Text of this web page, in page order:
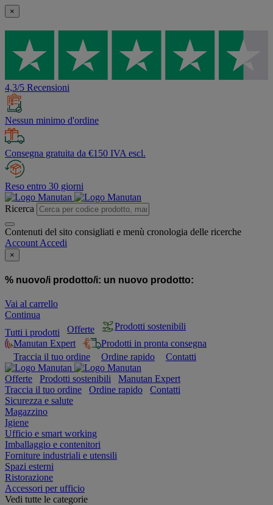
×
4,3/5 Recensioni
Nessun minimo d'ordine
Consegna gratuita da €150 IVA escl.
Reso entro 30 giorni
Ricerca
Contenuti del sito consigliati e menù cronologia delle ricerche
Account Accedi
×
% nuovo/i prodotto/i: un nuovo prodotto:
Vai al carrello
Continua
Tutti i prodotti
Offerte
Prodotti sostenibili
Manutan Expert
Prodotti in pronta consegna
Traccia il tuo ordine
Ordine rapido Contatti
Offerte Prodotti sostenibili
Manutan Expert
Traccia il tuo ordine
Ordine rapido
Contatti
Sicurezza e salute
Magazzino
Igiene
Ufficio e smart working
Imballaggio e contenitori
Forniture industriali e utensili
Spazi esterni
Ristorazione
Accessori per ufficio
Vedi tutte le categorie